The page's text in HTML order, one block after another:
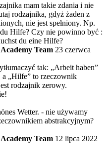
mam takie zdania i nie
rodzajnika, gdyż żaden z
nie jest spełniony. Np.
Hilfe? Czy nie powinno być :
du eine Hilfe?
Team 23 czerwca
tak: „Arbeit haben”
a „Hilfe” to rzeczownik
rodzajnik zerowy.
Wetter. - nie używamy
abstrakcyjnym?
Team 12 lipca 2022